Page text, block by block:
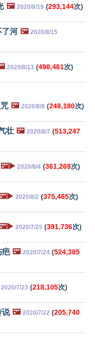
🖼️ 2020/8/19 (293,144次)
了河 🖼️ 2020/8/15
2020/8/13 (498,461次)
🖼️ 2020/8/8 (248,180次)
壮 🖼️ 2020/8/7 (513,247
🖼️▶️ 2020/8/4 (361,269次)
2020/8/2 (375,465次)
2020/7/25 (391,736次)
疤 🖼️ 2020/7/24 (524,385
2020/7/23 (218,105次)
说 🖼️ 2020/7/22 (205,740